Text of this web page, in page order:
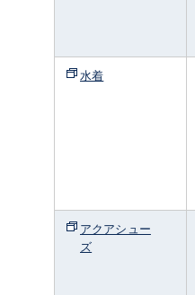
水着
アクアシュー
ズ